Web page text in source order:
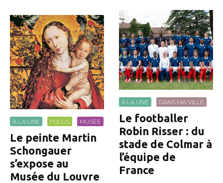
À LA UNE FOCUS MUSÉE
Le peinte Martin
Schongauer
s’expose au
Musée du Louvre
À LA UNE DANS MA VILLE
Le footballer
Robin Risser : du
stade de Colmar à
l’équipe de
France